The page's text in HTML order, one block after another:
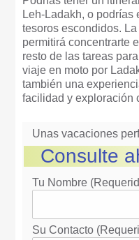
Leh-Ladakh, o
tesoros escondidos.
permitirá concentrarte
resto de las tareas
viaje en moto por
también una
facilidad y exploración
Unas vacaciones
Consulte
Tu Nombre
Su Contacto